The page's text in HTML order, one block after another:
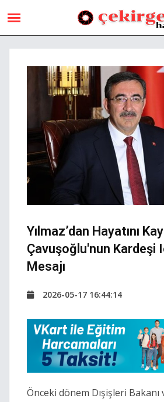
Yılmaz’dan Hayatını
Çavuşoğlu'nun Kardeşi
Mesajı
2026-05-17 16:44:14
Önceki dönem Dışişleri Bakanı